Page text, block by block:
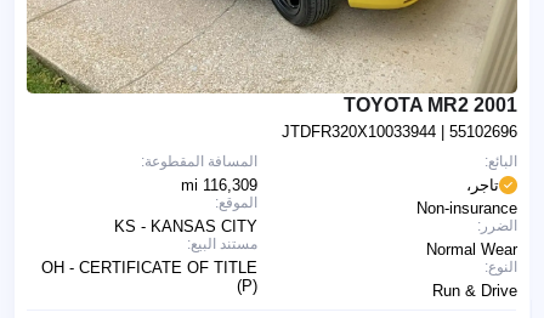
2001 TOYOTA MR2
JTDFR320X10033944 | 55102696
المسافة المقطوعة:
116,309 mi
الموقع:
KS - KANSAS CITY
مستند البيع:
OH - CERTIFICATE OF TITLE
(P)
البائع:
تاجر،
Non-insurance
الضرر:
Normal Wear
النوع:
Run & Drive